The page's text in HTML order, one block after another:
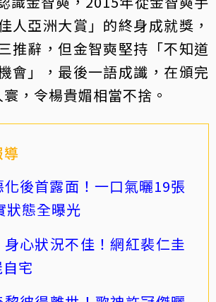
人亞洲大賞」的終身成就獎，
推辭，但金智奭堅持「不知道
會」，最後一語成讖，在頒完
，令楊貴媚相當不捨。
導
化後首露面！一口氣曬19張
狀態全曝光
身心狀況不佳！網紅裴仁圭
宅